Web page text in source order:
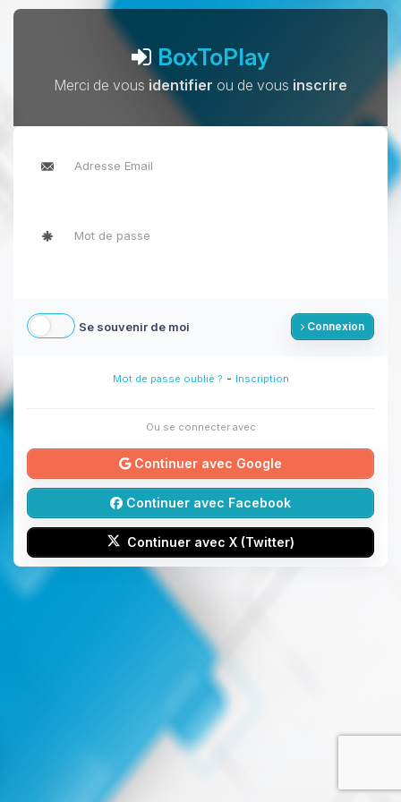
BoxToPlay
Merci de vous identifier ou de vous inscrire
Se souvenir de moi Connexion
Mot de passe oublié ? - Inscription
Ou se connecter avec
Continuer avec Google
Continuer avec Facebook
Continuer avec X (Twitter)